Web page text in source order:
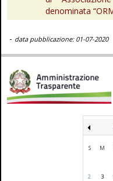
denominata
- data pubblicazione: 01-07-2020
S M
2
3